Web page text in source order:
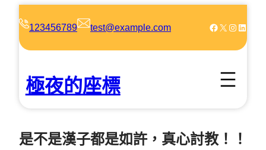
123456789 test@example.com Facebook X Instagram LinkedIn
極夜的座標
是不是漢子都是如許，真心討教！！